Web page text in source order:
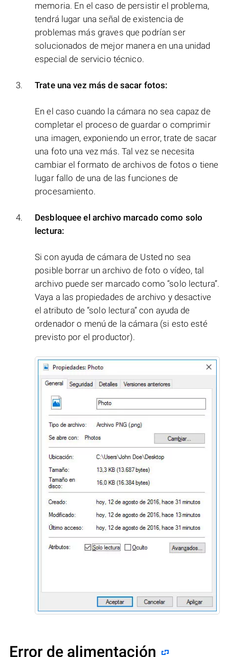
memoria. En el caso de persistir el problema,
tendrá lugar una señal de existencia de
problemas más graves que podrían ser
solucionados de mejor manera en una unidad
especial de servicio técnico.
Trate una vez más de sacar fotos:
En el caso cuando la cámara no sea capaz de
completar el proceso de guardar o comprimir
una imagen, exponiendo un error, trate de sacar
una foto una vez más. Tal vez se necesita
cambiar el formato de archivos de fotos o tiene
lugar fallo de una de las funciones de
procesamiento.
Desbloquee el archivo marcado como solo
lectura:
Si con ayuda de cámara de Usted no sea
posible borrar un archivo de foto o vídeo, tal
archivo puede ser marcado como “solo lectura”.
Vaya a las propiedades de archivo y desactive
el atributo de “solo lectura” con ayuda de
ordenador o menú de la cámara (si esto esté
previsto por el productor).
Error de alimentación